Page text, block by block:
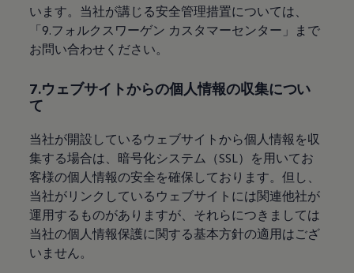
います。当社が講じる安全管理措置については、
「9.フォルクスワーゲン カスタマーセンター」まで
お問い合わせください。
7.ウェブサイトからの個人情報の収集につい
て
当社が開設しているウェブサイトから個人情報を収
集する場合は、暗号化システム（SSL）を用いてお
客様の個人情報の安全を確保しております。但し、
当社がリンクしているウェブサイトには関連他社が
運用するものがありますが、それらにつきましては
当社の個人情報保護に関する基本方針の適用はござ
いません。